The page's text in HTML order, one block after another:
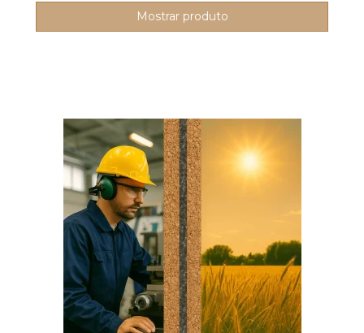
Mostrar produto